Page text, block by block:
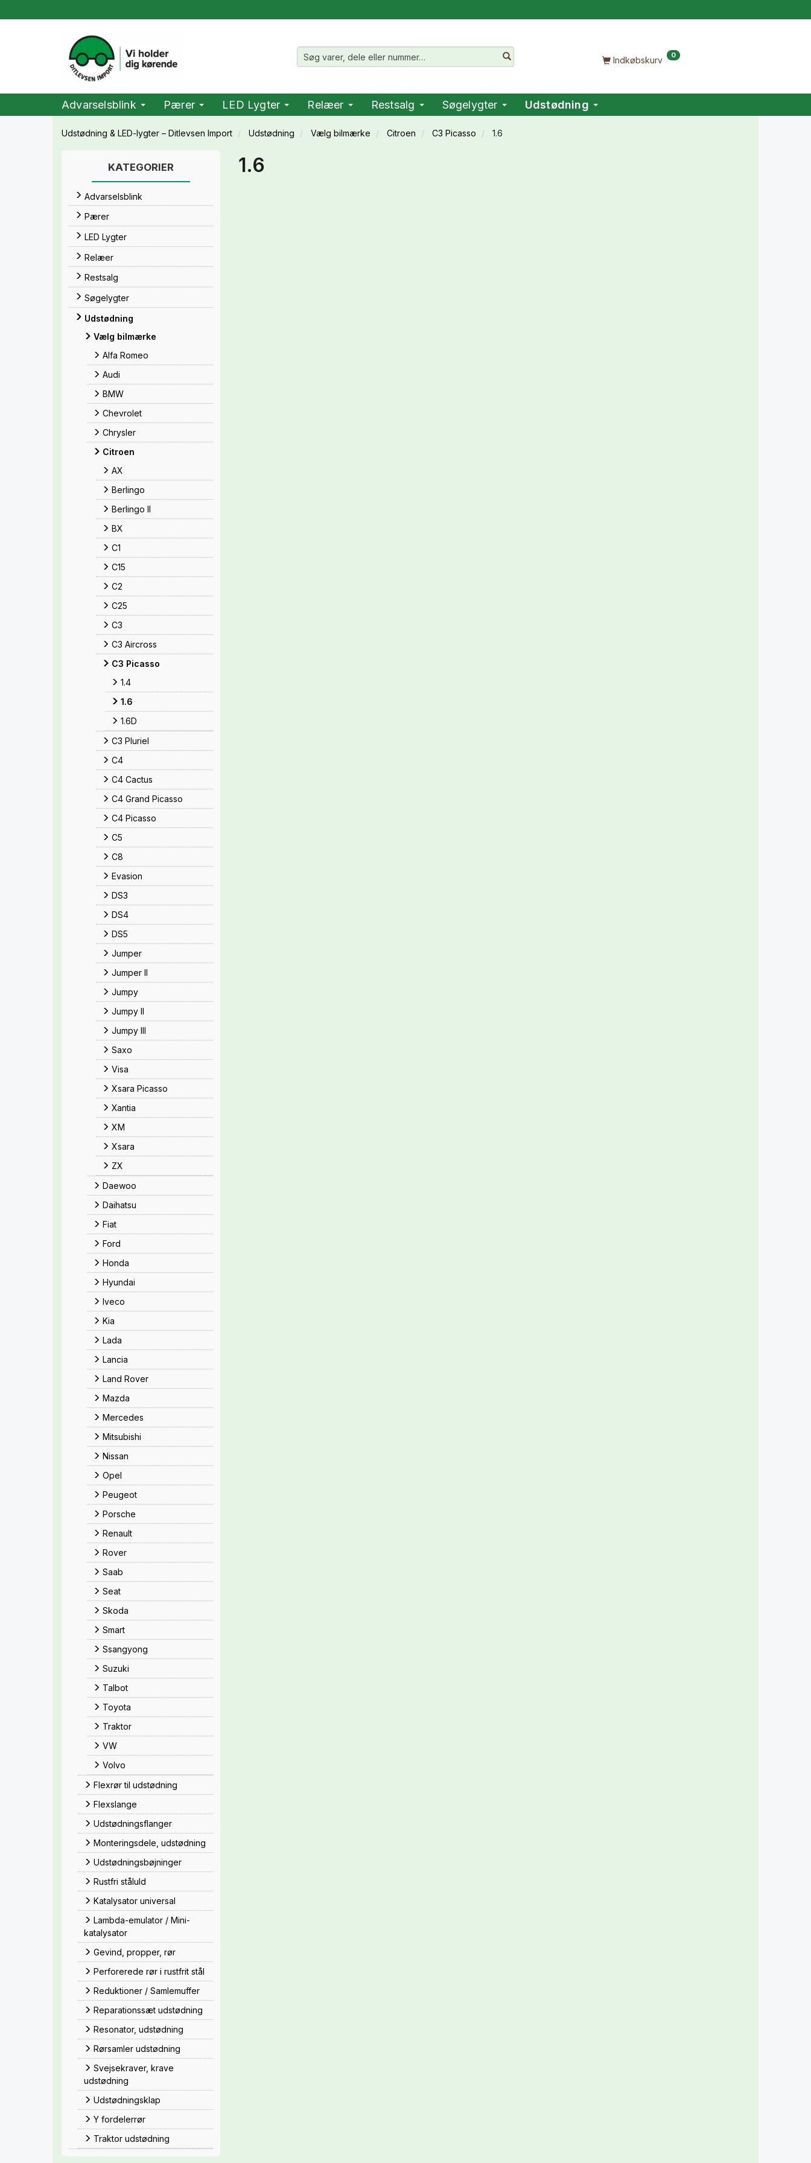
Indkøbskurv 0
Advarselsblink Pærer LED Lygter Relæer Restsalg Søgelygter Udstødning
Udstødning & LED-lygter – Ditlevsen Import Udstødning Vælg bilmærke Citroen C3 Picasso 1.6
KATEGORIER
Advarselsblink
Pærer
LED Lygter
Relæer
Restsalg
Søgelygter
Udstødning
Vælg bilmærke
Alfa Romeo
Audi
BMW
Chevrolet
Chrysler
Citroen
AX
Berlingo
Berlingo II
BX
C1
C15
C2
C25
C3
C3 Aircross
C3 Picasso
1.4
1.6
1.6D
C3 Pluriel
C4
C4 Cactus
C4 Grand Picasso
C4 Picasso
C5
C8
Evasion
DS3
DS4
DS5
Jumper
Jumper II
Jumpy
Jumpy II
Jumpy III
Saxo
Visa
Xsara Picasso
Xantia
XM
Xsara
ZX
Daewoo
Daihatsu
Fiat
Ford
Honda
Hyundai
Iveco
Kia
Lada
Lancia
Land Rover
Mazda
Mercedes
Mitsubishi
Nissan
Opel
Peugeot
Porsche
Renault
Rover
Saab
Seat
Skoda
Smart
Ssangyong
Suzuki
Talbot
Toyota
Traktor
VW
Volvo
Flexrør til udstødning
Flexslange
Udstødningsflanger
Monteringsdele, udstødning
Udstødningsbøjninger
Rustfri ståluld
Katalysator universal
Lambda-emulator / Mini-
katalysator
Gevind, propper, rør
Perforerede rør i rustfrit stål
Reduktioner / Samlemuffer
Reparationssæt udstødning
Resonator, udstødning
Rørsamler udstødning
Svejsekraver, krave
udstødning
Udstødningsklap
Y fordelerrør
Traktor udstødning
1.6